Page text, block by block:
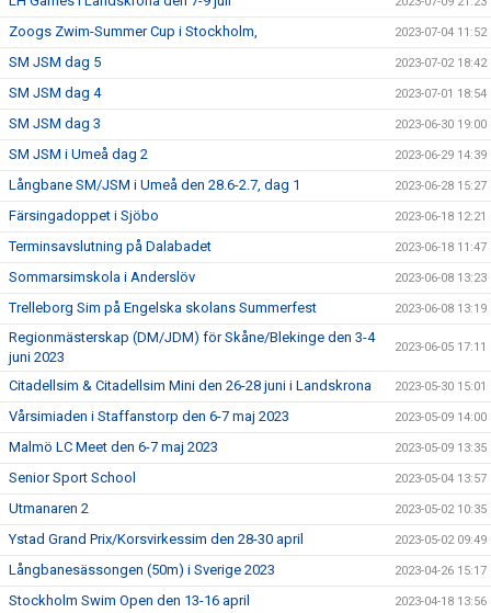
Zoogs Zwim-Summer Cup i Stockholm, 2023-07-04 11:52
SM JSM dag 5 2023-07-02 18:42
SM JSM dag 4 2023-07-01 18:54
SM JSM dag 3 2023-06-30 19:00
SM JSM i Umeå dag 2 2023-06-29 14:39
Långbane SM/JSM i Umeå den 28.6-2.7, dag 1 2023-06-28 15:27
Färsingadoppet i Sjöbo 2023-06-18 12:21
Terminsavslutning på Dalabadet 2023-06-18 11:47
Sommarsimskola i Anderslöv 2023-06-08 13:23
Trelleborg Sim på Engelska skolans Summerfest 2023-06-08 13:19
Regionmästerskap (DM/JDM) för Skåne/Blekinge den 3-4
juni 2023
2023-06-05 17:11
Citadellsim & Citadellsim Mini den 26-28 juni i Landskrona 2023-05-30 15:01
Vårsimiaden i Staffanstorp den 6-7 maj 2023 2023-05-09 14:00
Malmö LC Meet den 6-7 maj 2023 2023-05-09 13:35
Senior Sport School 2023-05-04 13:57
Utmanaren 2 2023-05-02 10:35
Ystad Grand Prix/Korsvirkessim den 28-30 april 2023-05-02 09:49
Långbanesässongen (50m) i Sverige 2023 2023-04-26 15:17
Stockholm Swim Open den 13-16 april 2023-04-18 13:56